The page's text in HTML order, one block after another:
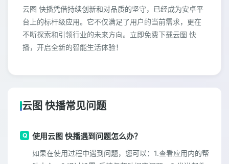
云图 快播凭借持续创新和对品质的坚守，已经成为安卓平
台上的标杆级应用。它不仅满足了用户的当前需求，更在
不断探索和引领行业的未来方向。立即免费下载云图 快
播，开启全新的智能生活体验！
云图 快播常见问题
使用云图 快播遇到问题怎么办？
如果在使用过程中遇到问题，您可以：1.查看应用内的帮